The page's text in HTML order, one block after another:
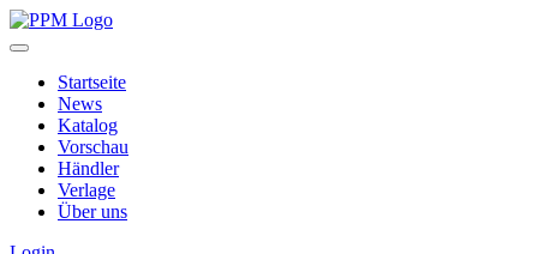
Startseite
News
Katalog
Vorschau
Händler
Verlage
Über uns